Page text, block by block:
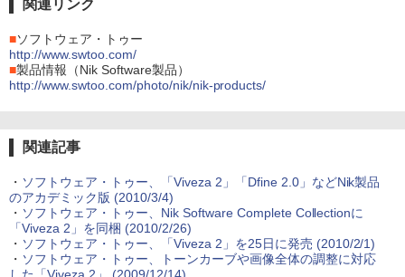
関連リンク
■ソフトウェア・トゥー
http://www.swtoo.com/
■製品情報（Nik Software製品）
http://www.swtoo.com/photo/nik/nik-products/
関連記事
・ ソフトウェア・トゥー、「Viveza 2」「Dfine 2.0」などNik製品
のアカデミック版 (2010/3/4)
・ ソフトウェア・トゥー、Nik Software Complete Collectionに
「Viveza 2」を同梱 (2010/2/26)
・ ソフトウェア・トゥー、「Viveza 2」を25日に発売 (2010/2/1)
・ ソフトウェア・トゥー、トーンカーブや画像全体の調整に対応